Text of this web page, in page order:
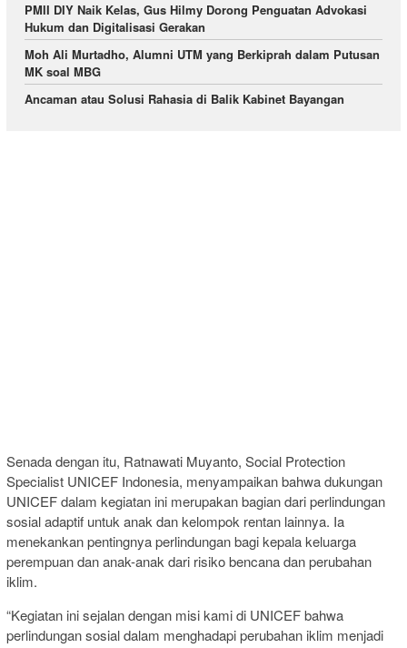
PMII DIY Naik Kelas, Gus Hilmy Dorong Penguatan Advokasi
Hukum dan Digitalisasi Gerakan
Moh Ali Murtadho, Alumni UTM yang Berkiprah dalam Putusan
MK soal MBG
Ancaman atau Solusi Rahasia di Balik Kabinet Bayangan
Senada dengan itu, Ratnawati Muyanto, Social Protection
Specialist UNICEF Indonesia, menyampaikan bahwa dukungan
UNICEF dalam kegiatan ini merupakan bagian dari perlindungan
sosial adaptif untuk anak dan kelompok rentan lainnya. Ia
menekankan pentingnya perlindungan bagi kepala keluarga
perempuan dan anak-anak dari risiko bencana dan perubahan
iklim.
“Kegiatan ini sejalan dengan misi kami di UNICEF bahwa
perlindungan sosial dalam menghadapi perubahan iklim menjadi